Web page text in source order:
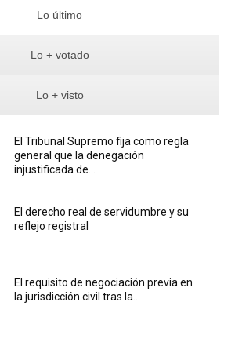
Lo último
Lo + votado
Lo + visto
El Tribunal Supremo fija como regla
general que la denegación
injustificada de...
El derecho real de servidumbre y su
reflejo registral
El requisito de negociación previa en
la jurisdicción civil tras la...